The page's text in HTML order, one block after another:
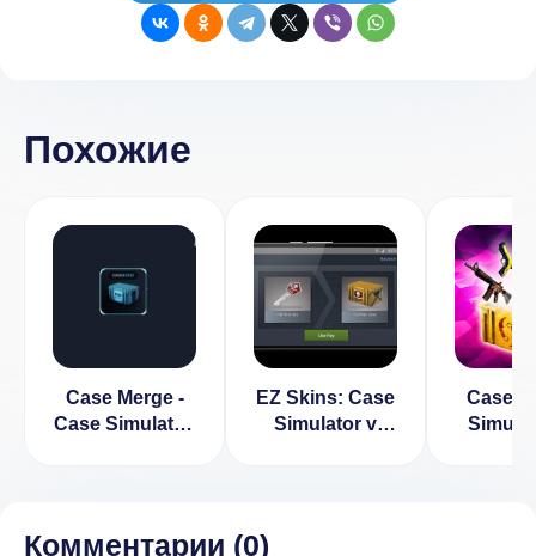
Похожие
Case Merge -
Case Simulator,
EZ Skins: Case
Simulator v
Case
Комментарии (0)